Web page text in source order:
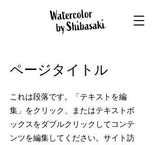
ページタイトル
これは段落です。「テキストを編
集」をクリック、またはテキストボ
ックスをダブルクリックしてコンテ
ンツを編集してください。サイト訪